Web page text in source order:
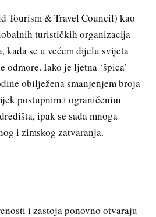
Tourism & Travel Council) kao
turističkih organizacija
kada se u većem dijelu svijeta
odmore. Iako je ljetna ‘špica’
obilježena smanjenjem broja
postupnim i ograničenim
ipak se sada mnoga
i zimskog zatvaranja.
i zastoja ponovno otvaraju